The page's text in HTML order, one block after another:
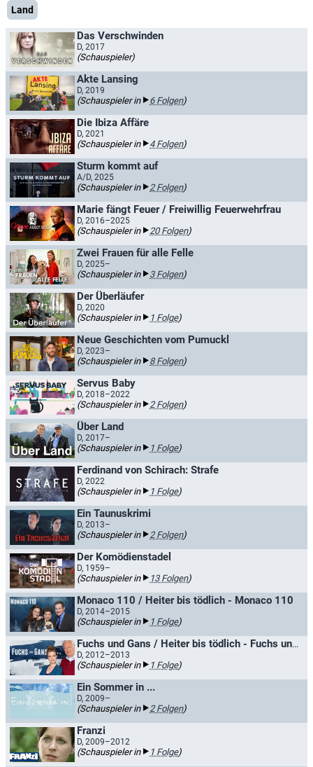
Land
Das Verschwinden
D, 2017
(Schauspieler)
Akte Lansing
D, 2019
(Schauspieler in 6 Folgen)
Die Ibiza Affäre
D, 2021
(Schauspieler in 4 Folgen)
Sturm kommt auf
A/D, 2025
(Schauspieler in 2 Folgen)
Marie fängt Feuer / Freiwillig Feuerwehrfrau
D, 2016–2025
(Schauspieler in 20 Folgen)
Zwei Frauen für alle Felle
D, 2025–
(Schauspieler in 3 Folgen)
Der Überläufer
D, 2020
(Schauspieler in 1 Folge)
Neue Geschichten vom Pumuckl
D, 2023–
(Schauspieler in 8 Folgen)
Servus Baby
D, 2018–2022
(Schauspieler in 2 Folgen)
Über Land
D, 2017–
(Schauspieler in 1 Folge)
Ferdinand von Schirach: Strafe
D, 2022
(Schauspieler in 1 Folge)
Ein Taunuskrimi
D, 2013–
(Schauspieler in 2 Folgen)
Der Komödienstadel
D, 1959–
(Schauspieler in 13 Folgen)
Monaco 110 / Heiter bis tödlich - Monaco 110
D, 2014–2015
(Schauspieler in 1 Folge)
Fuchs und Gans / Heiter bis tödlich - Fuchs und Gans
D, 2012–2013
(Schauspieler in 1 Folge)
Ein Sommer in ...
D, 2009–
(Schauspieler in 2 Folgen)
Franzi
D, 2009–2012
(Schauspieler in 1 Folge)